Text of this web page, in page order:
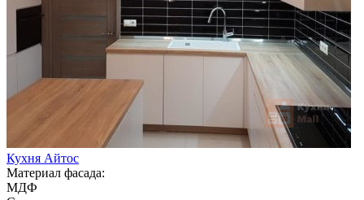
Кухня Айтос
Материал фасада:
МДФ